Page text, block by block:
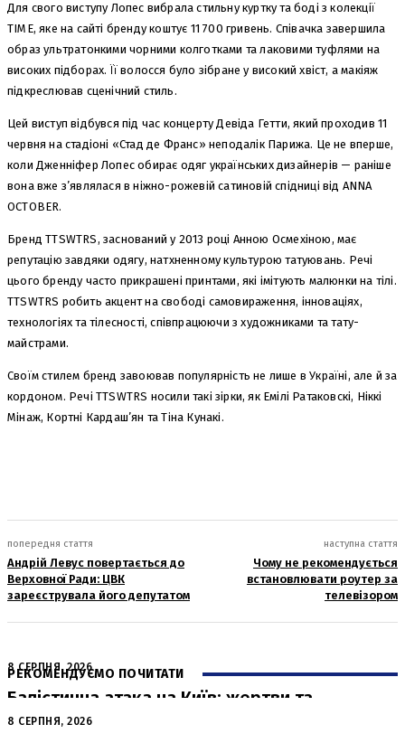
Для свого виступу Лопес вибрала стильну куртку та боді з колекції
TIME, яке на сайті бренду коштує 11 700 гривень. Співачка завершила
образ ультратонкими чорними колготками та лаковими туфлями на
високих підборах. Її волосся було зібране у високий хвіст, а макіяж
підкреслював сценічний стиль.
Цей виступ відбувся під час концерту Девіда Гетти, який проходив 11
червня на стадіоні «Стад де Франс» неподалік Парижа. Це не вперше,
коли Дженніфер Лопес обирає одяг українських дизайнерів — раніше
вона вже з’являлася в ніжно-рожевій сатиновій спідниці від ANNA
OCTOBER.
Бренд TTSWTRS, заснований у 2013 році Анною Осмехіною, має
репутацію завдяки одягу, натхненному культурою татуювань. Речі
цього бренду часто прикрашені принтами, які імітують малюнки на тілі.
TTSWTRS робить акцент на свободі самовираження, інноваціях,
технологіях та тілесності, співпрацюючи з художниками та тату-
майстрами.
Своїм стилем бренд завоював популярність не лише в Україні, але й за
кордоном. Речі TTSWTRS носили такі зірки, як Емілі Ратаковскі, Ніккі
Мінаж, Кортні Кардаш’ян та Тіна Кунакі.
попередня стаття
Андрій Левус повертається до
Верховної Ради: ЦВК
зареєструвала його депутатом
наступна стаття
Чому не рекомендується
встановлювати роутер за
телевізором
РЕКОМЕНДУЄМО ПОЧИТАТИ
8 СЕРПНЯ, 2026
Балістична атака на Київ: жертви та
руйнування
8 СЕРПНЯ, 2026